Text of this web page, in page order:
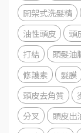
開架式洗髮精
油性頭皮
頭
打結
頭髮油
修護素
髮膜
頭皮去角質
分叉
頭皮出